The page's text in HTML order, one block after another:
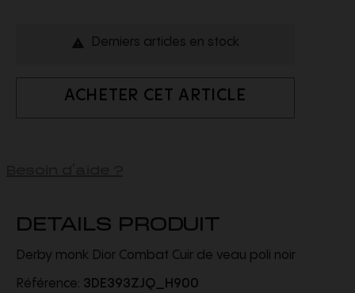
 Derniers articles en stock
ACHETER CET ARTICLE
DETAILS PRODUIT
Derby monk Dior Combat Cuir de veau poli noir
Référence: 3DE393ZJQ_H900